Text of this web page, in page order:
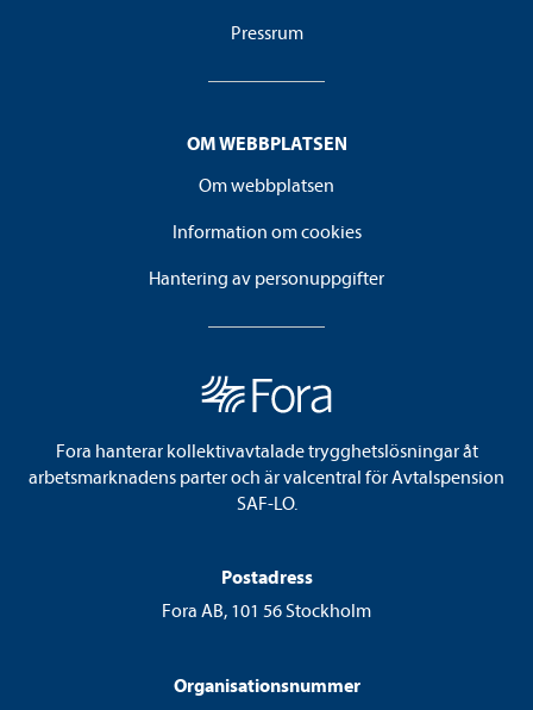
Pressrum
OM WEBBPLATSEN
Om webbplatsen
Information om cookies
Hantering av personuppgifter
Fora hanterar kollektivavtalade trygghetslösningar åt
arbetsmarknadens parter och är valcentral för Avtalspension
SAF-LO.
Postadress
Fora AB, 101 56 Stockholm
Organisationsnummer